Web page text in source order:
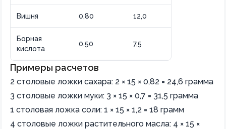
Вишня 0,80 12,0
Борная
кислота
0,50 7,5
Примеры расчетов
2 столовые ложки сахара: 2 × 15 × 0,82 = 24,6 грамма
3 столовые ложки муки: 3 × 15 × 0,7 = 31,5 грамма
1 столовая ложка соли: 1 × 15 × 1,2 = 18 грамм
4 столовые ложки растительного масла: 4 × 15 ×